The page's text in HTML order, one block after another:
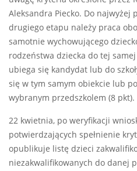
Aleksandra Piecko. Do najwyżej
drugiego etapu należy praca
samotnie wychowującego
rodzeństwa dziecka do tej
ubiega się kandydat lub do
się w tym samym obiekcie lub
wybranym przedszkolem (8 pkt).
22 kwietnia, po weryfikacji
potwierdzających spełnienie
opublikuje listę dzieci
niezakwalifikowanych do danej